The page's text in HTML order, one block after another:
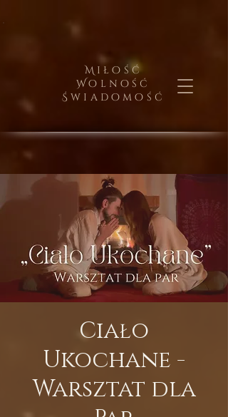
Miłość
Wolność
Świadomość
Ciało
Ukochane -
Warsztat dla